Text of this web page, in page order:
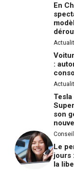
En
:
son
Le
jours
la